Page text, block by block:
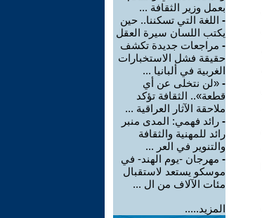
بعمل وزير الثقافة ...
- اللغة التي تسكننا.. حين
يكتب اللسان سيرة العقل
- مراجعات جديدة تكشف
حقيقة فشل الاستخبارات
الغربية في ألبانيا ...
- «لن نتخلى عن أي
قطعة».. الثقافة تؤكد
ملاحقة الآثار العراقية ...
- رائد فهمي: المدى منبر
رائد للمهنية والثقافة
والتنوير في العر ...
- مهرجان -يوم الهند- في
موسكو يستعد لاستقبال
مئات الآلاف من ال ...
المزيد.....